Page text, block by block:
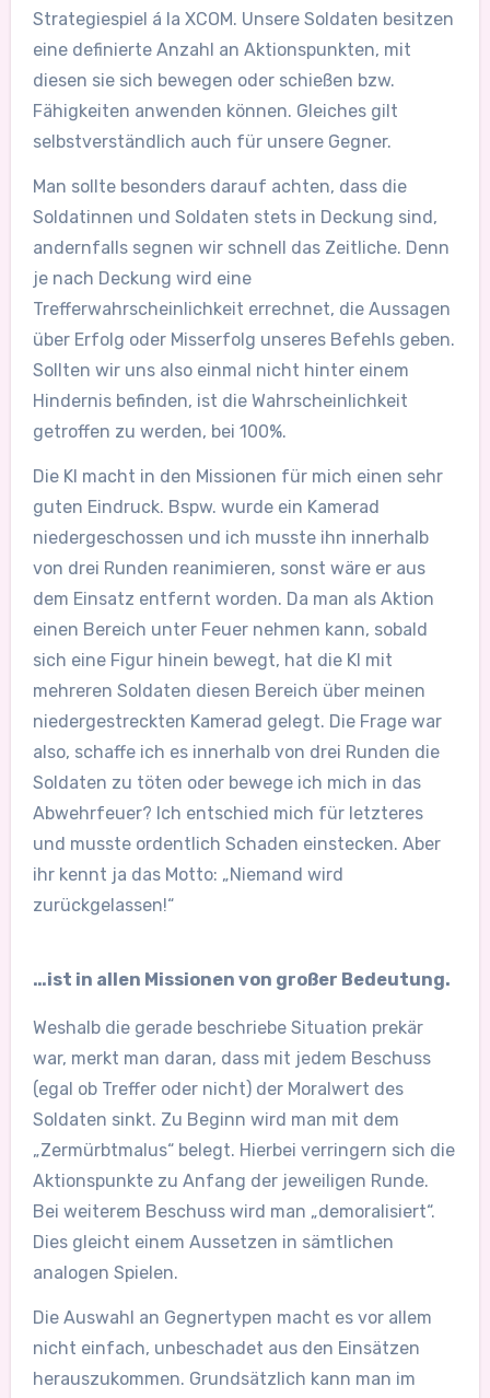
Strategiespiel á la XCOM. Unsere Soldaten besitzen
eine definierte Anzahl an Aktionspunkten, mit
diesen sie sich bewegen oder schießen bzw.
Fähigkeiten anwenden können. Gleiches gilt
selbstverständlich auch für unsere Gegner.
Man sollte besonders darauf achten, dass die
Soldatinnen und Soldaten stets in Deckung sind,
andernfalls segnen wir schnell das Zeitliche. Denn
je nach Deckung wird eine
Trefferwahrscheinlichkeit errechnet, die Aussagen
über Erfolg oder Misserfolg unseres Befehls geben.
Sollten wir uns also einmal nicht hinter einem
Hindernis befinden, ist die Wahrscheinlichkeit
getroffen zu werden, bei 100%.
Die KI macht in den Missionen für mich einen sehr
guten Eindruck. Bspw. wurde ein Kamerad
niedergeschossen und ich musste ihn innerhalb
von drei Runden reanimieren, sonst wäre er aus
dem Einsatz entfernt worden. Da man als Aktion
einen Bereich unter Feuer nehmen kann, sobald
sich eine Figur hinein bewegt, hat die KI mit
mehreren Soldaten diesen Bereich über meinen
niedergestreckten Kamerad gelegt. Die Frage war
also, schaffe ich es innerhalb von drei Runden die
Soldaten zu töten oder bewege ich mich in das
Abwehrfeuer? Ich entschied mich für letzteres
und musste ordentlich Schaden einstecken. Aber
ihr kennt ja das Motto: „Niemand wird
zurückgelassen!“
…ist in allen Missionen von großer Bedeutung.
Weshalb die gerade beschriebe Situation prekär
war, merkt man daran, dass mit jedem Beschuss
(egal ob Treffer oder nicht) der Moralwert des
Soldaten sinkt. Zu Beginn wird man mit dem
„Zermürbtmalus“ belegt. Hierbei verringern sich die
Aktionspunkte zu Anfang der jeweiligen Runde.
Bei weiterem Beschuss wird man „demoralisiert“.
Dies gleicht einem Aussetzen in sämtlichen
analogen Spielen.
Die Auswahl an Gegnertypen macht es vor allem
nicht einfach, unbeschadet aus den Einsätzen
herauszukommen. Grundsätzlich kann man im